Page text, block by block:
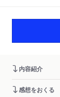
内容紹介
感想をおくる